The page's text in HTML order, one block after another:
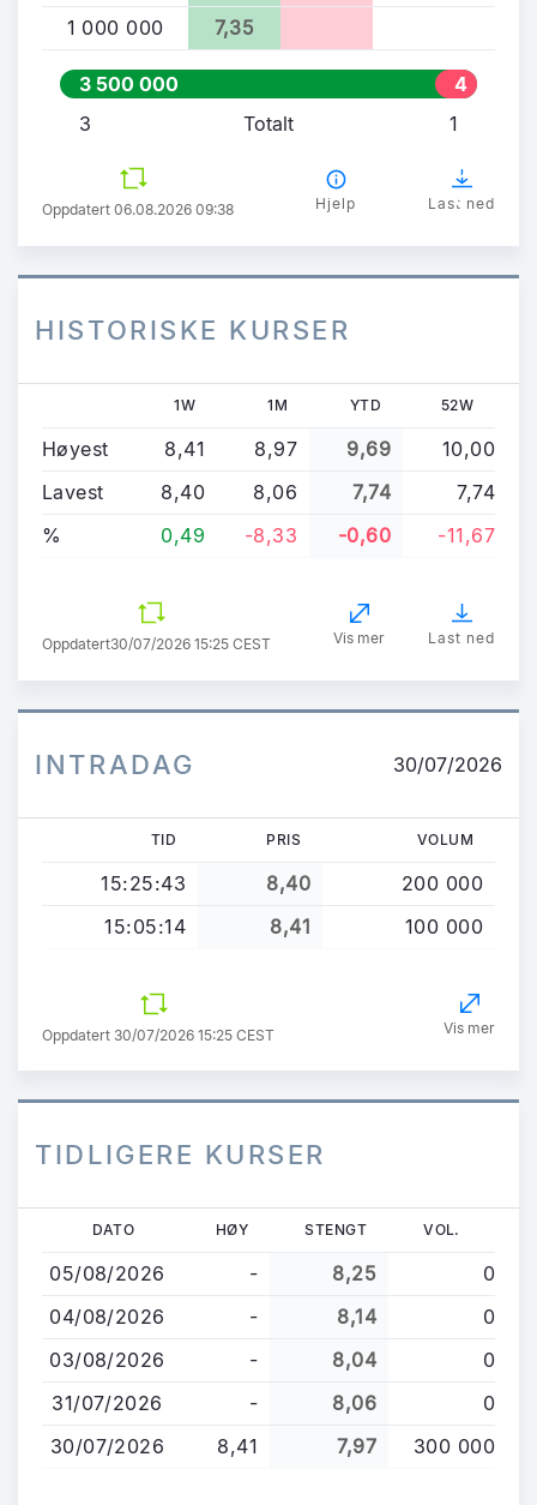
1 000 000 7,35
3 500 000
4
0
0
0
3 Totalt 1
Oppdatert 06.08.2026 09:38 Hjelp Last ned
HISTORISKE KURSER
1W 1M YTD 52W
Høyest 8,41 8,97 9,69
10,00
Lavest
8,40 8,06 7,74
7,74
%
0,49 -8,33 -0,60 -11,67
Oppdatert30/07/2026 15:25 CEST Vis mer Last ned
INTRADAG 30/07/2026
TID PRIS VOLUM
15:25:43 8,40
200 000
15:05:14
8,41 100 000
Oppdatert 30/07/2026 15:25 CEST Vis mer
TIDLIGERE KURSER
hovedinnhold
DATO HØY STENGT VOL.
05/08/2026 - 8,25
0
04/08/2026
- 8,14
0
03/08/2026
- 8,04
0
31/07/2026
- 8,06
0
30/07/2026
8,41 7,97 300 000